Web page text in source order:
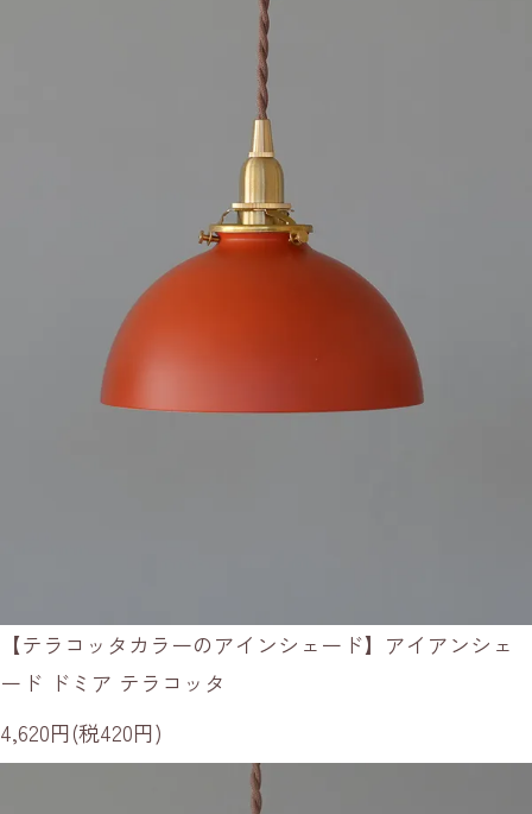
【テラコッタカラーのアインシェード】アイアンシェ
ード ドミア テラコッタ
4,620円(税420円)